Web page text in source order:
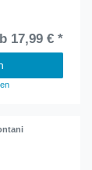
17,99 € *